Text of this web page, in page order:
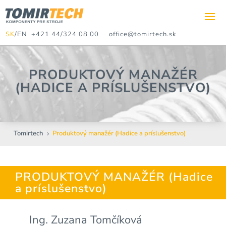
SK/EN +421 44/324 08 00 office@tomirtech.sk
PRODUKTOVÝ MANAŽÉR
(HADICE A PRÍSLUŠENSTVO)
Tomirtech 5 Produktový manažér (Hadice a príslušenstvo)
PRODUKTOVÝ MANAŽÉR (Hadice
a príslušenstvo)
Ing. Zuzana Tomčíková